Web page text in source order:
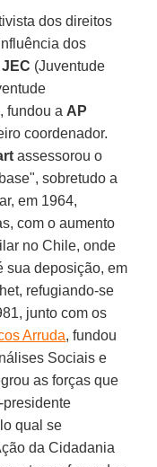
dos direitos
dos
JEC (Juventude
fundou a AP
coordenador.
assessorou o
sobretudo a
em 1964,
com o aumento
no Chile, onde
sua deposição, em
refugiando-se
junto com os
Arruda, fundou
Sociais e
as forças que
presidente
qual se
da Cidadania